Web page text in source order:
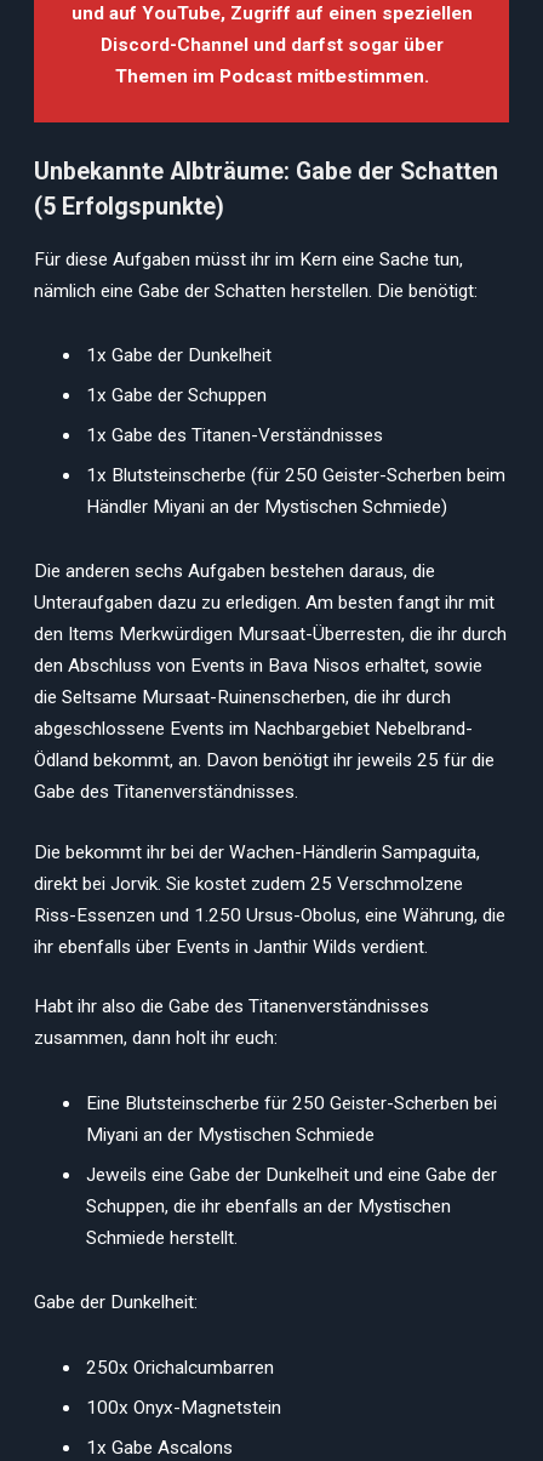
und auf YouTube, Zugriff auf einen speziellen
Discord-Channel und darfst sogar über
Themen im Podcast mitbestimmen.
Unbekannte Albträume: Gabe der Schatten
(5 Erfolgspunkte)
Für diese Aufgaben müsst ihr im Kern eine Sache tun,
nämlich eine Gabe der Schatten herstellen. Die benötigt:
1x Gabe der Dunkelheit
1x Gabe der Schuppen
1x Gabe des Titanen-Verständnisses
1x Blutsteinscherbe (für 250 Geister-Scherben beim
Händler Miyani an der Mystischen Schmiede)
Die anderen sechs Aufgaben bestehen daraus, die
Unteraufgaben dazu zu erledigen. Am besten fangt ihr mit
den Items Merkwürdigen Mursaat-Überresten, die ihr durch
den Abschluss von Events in Bava Nisos erhaltet, sowie
die Seltsame Mursaat-Ruinenscherben, die ihr durch
abgeschlossene Events im Nachbargebiet Nebelbrand-
Ödland bekommt, an. Davon benötigt ihr jeweils 25 für die
Gabe des Titanenverständnisses.
Die bekommt ihr bei der Wachen-Händlerin Sampaguita,
direkt bei Jorvik. Sie kostet zudem 25 Verschmolzene
Riss-Essenzen und 1.250 Ursus-Obolus, eine Währung, die
ihr ebenfalls über Events in Janthir Wilds verdient.
Habt ihr also die Gabe des Titanenverständnisses
zusammen, dann holt ihr euch:
Eine Blutsteinscherbe für 250 Geister-Scherben bei
Miyani an der Mystischen Schmiede
Jeweils eine Gabe der Dunkelheit und eine Gabe der
Schuppen, die ihr ebenfalls an der Mystischen
Schmiede herstellt.
Gabe der Dunkelheit:
250x Orichalcumbarren
100x Onyx-Magnetstein
1x Gabe Ascalons